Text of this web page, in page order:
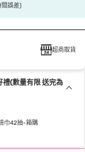
誤差)
超商取貨
(數量有限 送完為
巾42抽-箱購